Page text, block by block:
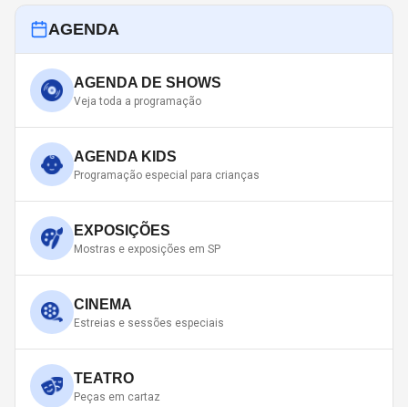
AGENDA
AGENDA DE SHOWS
Veja toda a programação
AGENDA KIDS
Programação especial para crianças
EXPOSIÇÕES
Mostras e exposições em SP
CINEMA
Estreias e sessões especiais
TEATRO
Peças em cartaz